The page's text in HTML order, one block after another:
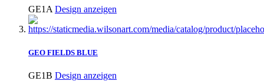
GE1A Design anzeigen
GEO FIELDS BLUE
GE1B Design anzeigen